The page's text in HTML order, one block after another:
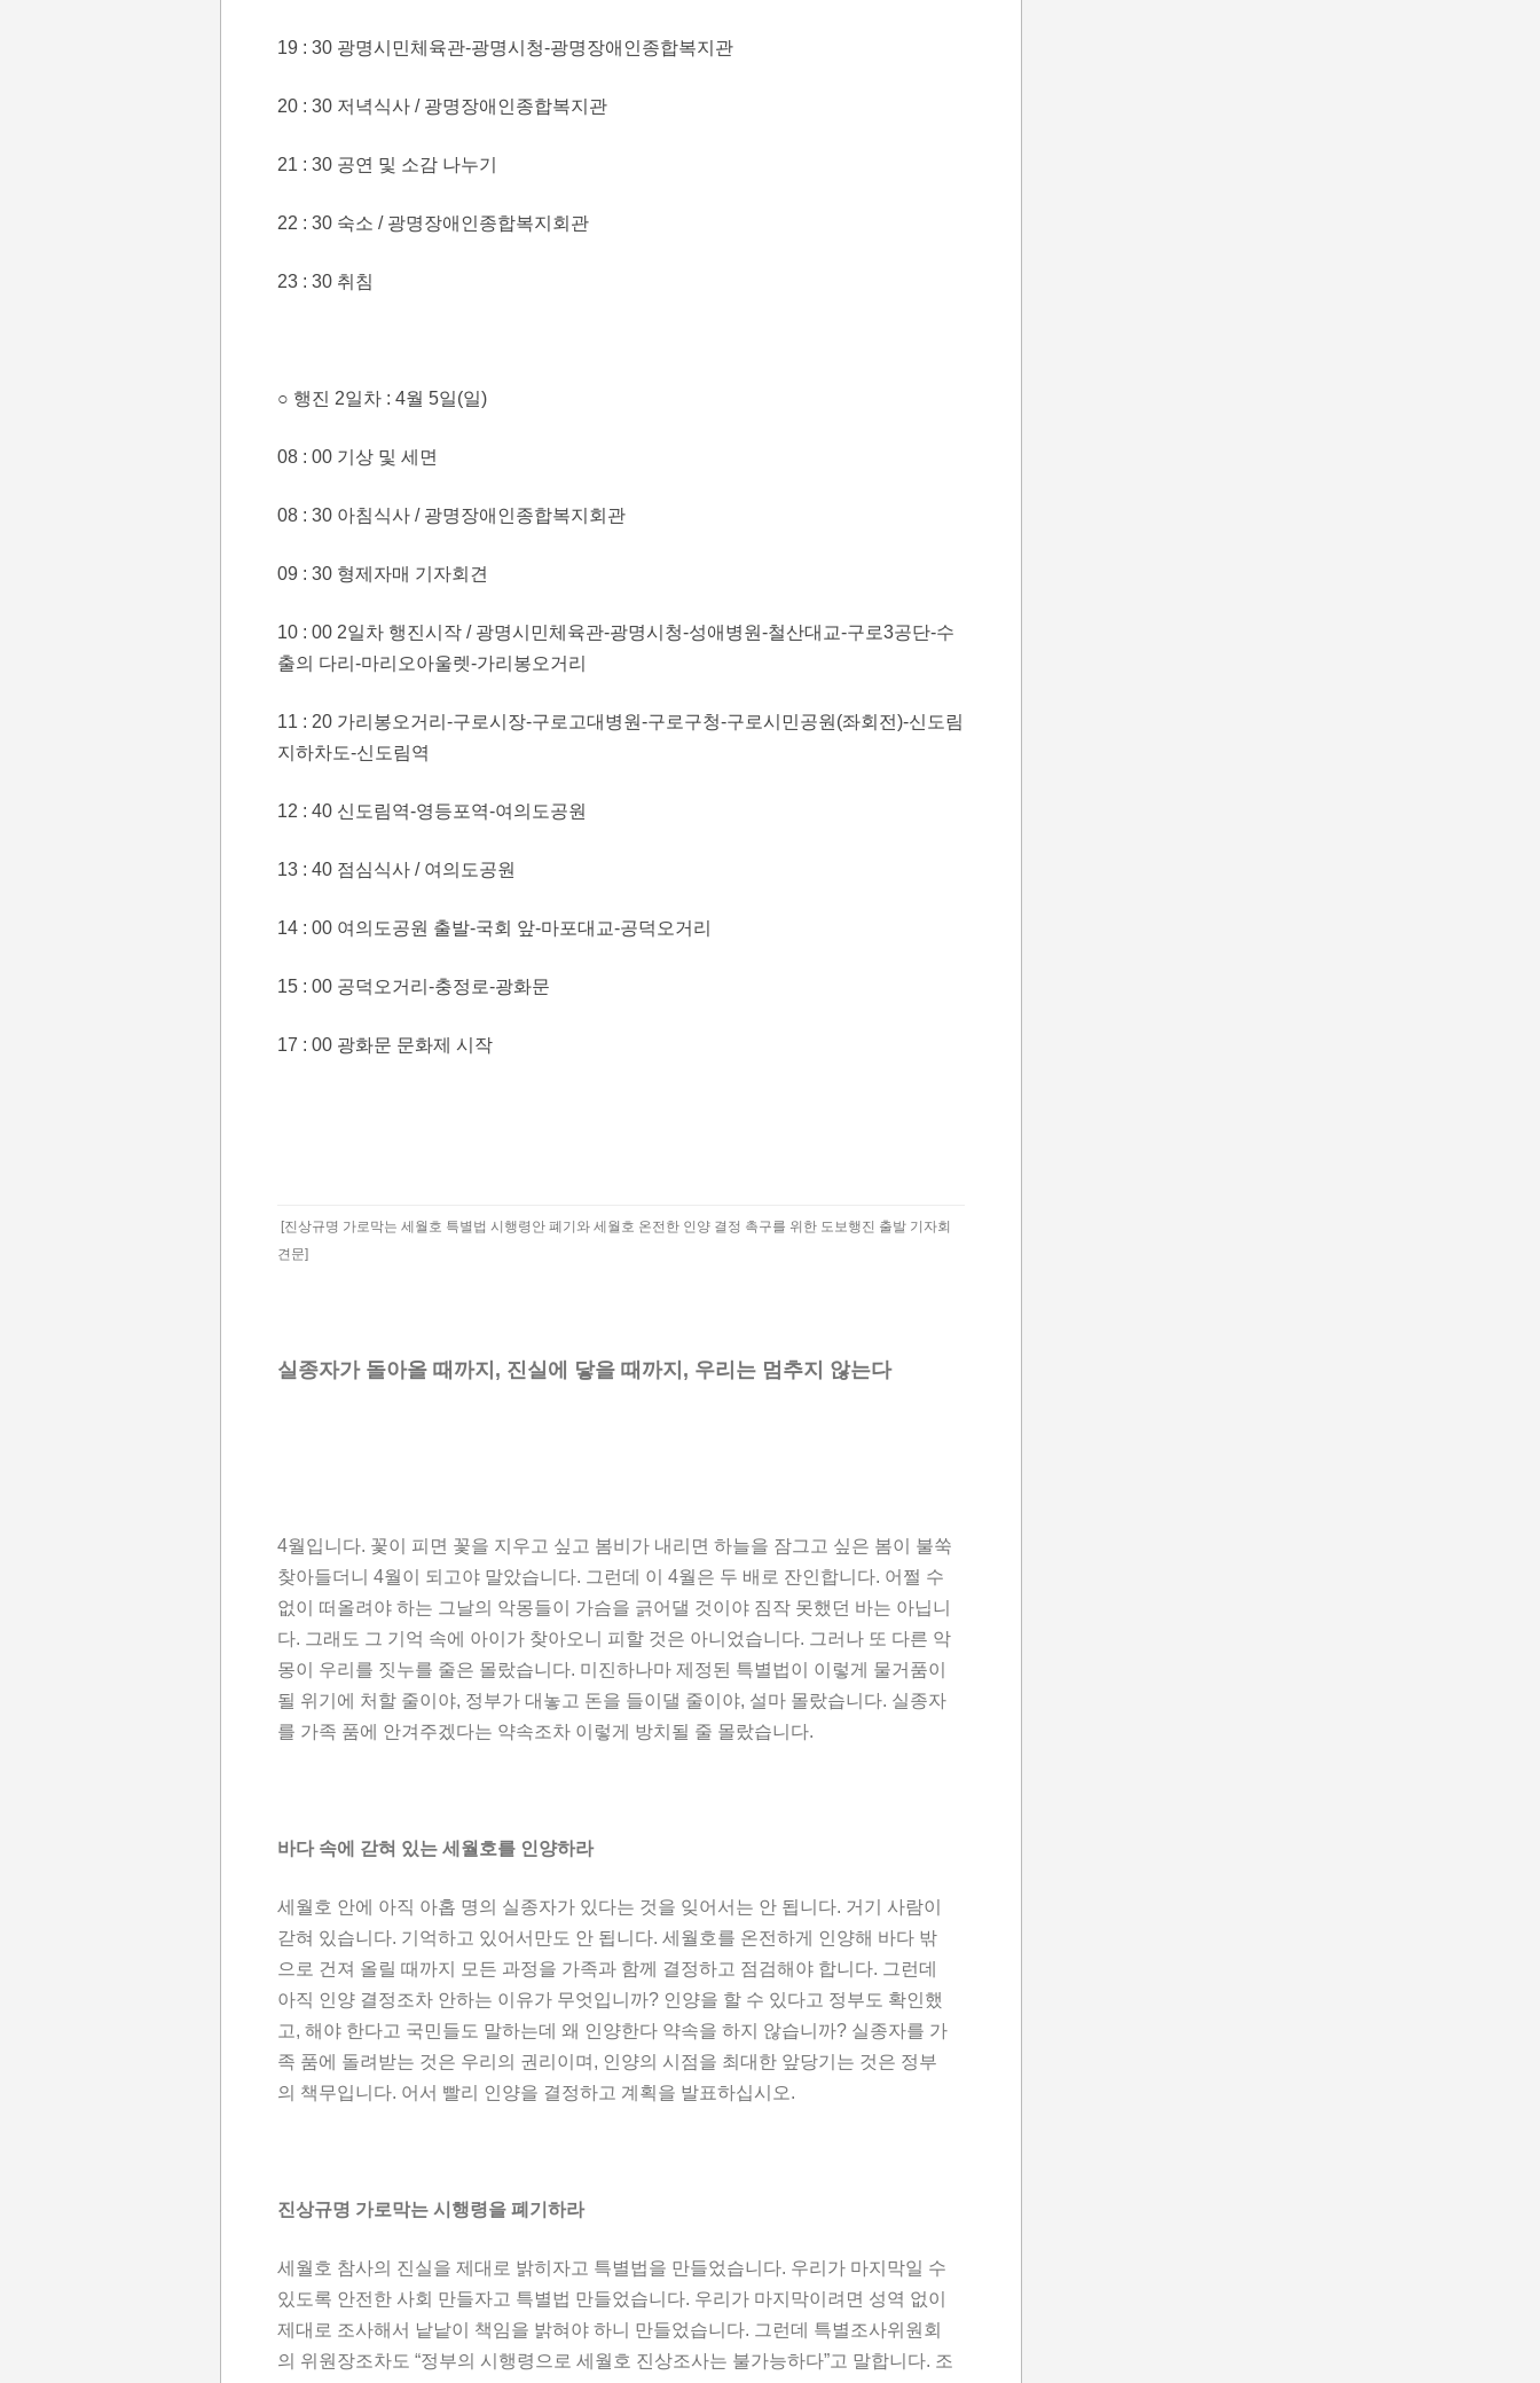
19 : 30 광명시민체육관-광명시청-광명장애인종합복지관
20 : 30 저녁식사 / 광명장애인종합복지관
21 : 30 공연 및 소감 나누기
22 : 30 숙소 / 광명장애인종합복지회관
23 : 30 취침
○ 행진 2일차 : 4월 5일(일)
08 : 00 기상 및 세면
08 : 30 아침식사 / 광명장애인종합복지회관
09 : 30 형제자매 기자회견
10 : 00 2일차 행진시작 / 광명시민체육관-광명시청-성애병원-철산대교-구로3공단-수
출의 다리-마리오아울렛-가리봉오거리
11 : 20 가리봉오거리-구로시장-구로고대병원-구로구청-구로시민공원(좌회전)-신도림
지하차도-신도림역
12 : 40 신도림역-영등포역-여의도공원
13 : 40 점심식사 / 여의도공원
14 : 00 여의도공원 출발-국회 앞-마포대교-공덕오거리
15 : 00 공덕오거리-충정로-광화문
17 : 00 광화문 문화제 시작
[진상규명 가로막는 세월호 특별법 시행령안 폐기와 세월호 온전한 인양 결정 촉구를 위한 도보행진 출발 기자회
견문]
실종자가 돌아올 때까지, 진실에 닿을 때까지, 우리는 멈추지 않는다
4월입니다. 꽃이 피면 꽃을 지우고 싶고 봄비가 내리면 하늘을 잠그고 싶은 봄이 불쑥
찾아들더니 4월이 되고야 말았습니다. 그런데 이 4월은 두 배로 잔인합니다. 어쩔 수
없이 떠올려야 하는 그날의 악몽들이 가슴을 긁어댈 것이야 짐작 못했던 바는 아닙니
다. 그래도 그 기억 속에 아이가 찾아오니 피할 것은 아니었습니다. 그러나 또 다른 악
몽이 우리를 짓누를 줄은 몰랐습니다. 미진하나마 제정된 특별법이 이렇게 물거품이
될 위기에 처할 줄이야, 정부가 대놓고 돈을 들이댈 줄이야, 설마 몰랐습니다. 실종자
를 가족 품에 안겨주겠다는 약속조차 이렇게 방치될 줄 몰랐습니다.
바다 속에 갇혀 있는 세월호를 인양하라
세월호 안에 아직 아홉 명의 실종자가 있다는 것을 잊어서는 안 됩니다. 거기 사람이
갇혀 있습니다. 기억하고 있어서만도 안 됩니다. 세월호를 온전하게 인양해 바다 밖
으로 건져 올릴 때까지 모든 과정을 가족과 함께 결정하고 점검해야 합니다. 그런데
아직 인양 결정조차 안하는 이유가 무엇입니까? 인양을 할 수 있다고 정부도 확인했
고, 해야 한다고 국민들도 말하는데 왜 인양한다 약속을 하지 않습니까? 실종자를 가
족 품에 돌려받는 것은 우리의 권리이며, 인양의 시점을 최대한 앞당기는 것은 정부
의 책무입니다. 어서 빨리 인양을 결정하고 계획을 발표하십시오.
진상규명 가로막는 시행령을 폐기하라
세월호 참사의 진실을 제대로 밝히자고 특별법을 만들었습니다. 우리가 마지막일 수
있도록 안전한 사회 만들자고 특별법 만들었습니다. 우리가 마지막이려면 성역 없이
제대로 조사해서 낱낱이 책임을 밝혀야 하니 만들었습니다. 그런데 특별조사위원회
의 위원장조차도 “정부의 시행령으로 세월호 진상조사는 불가능하다”고 말합니다. 조